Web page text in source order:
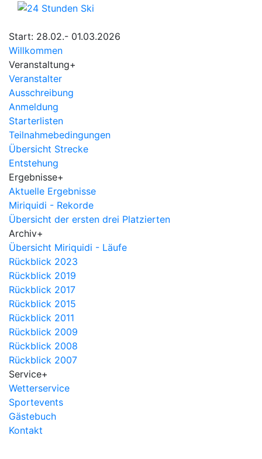
Start: 28.02.- 01.03.2026
Willkommen
Veranstaltung+
Veranstalter
Ausschreibung
Anmeldung
Starterlisten
Teilnahmebedingungen
Übersicht Strecke
Entstehung
Ergebnisse+
Aktuelle Ergebnisse
Miriquidi - Rekorde
Übersicht der ersten drei Platzierten
Archiv+
Übersicht Miriquidi - Läufe
Rückblick 2023
Rückblick 2019
Rückblick 2017
Rückblick 2015
Rückblick 2011
Rückblick 2009
Rückblick 2008
Rückblick 2007
Service+
Wetterservice
Sportevents
Gästebuch
Kontakt